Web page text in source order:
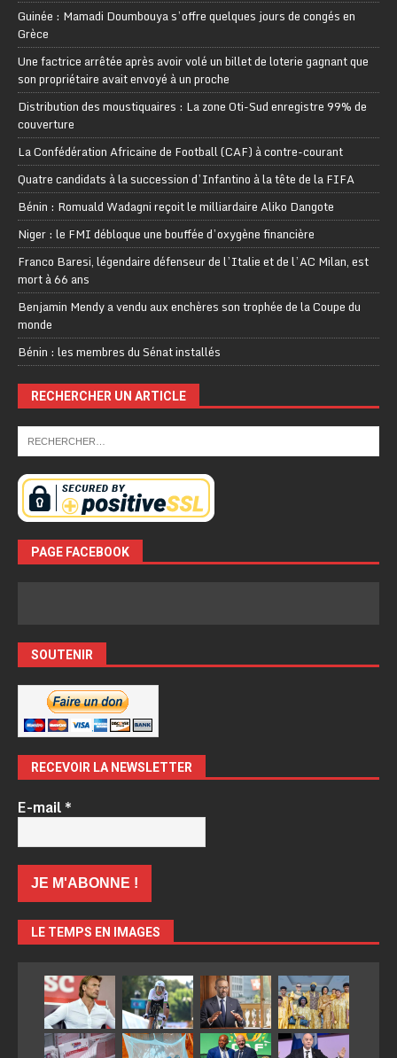
Guinée : Mamadi Doumbouya s’offre quelques jours de congés en
Grèce
Une factrice arrêtée après avoir volé un billet de loterie gagnant que
son propriétaire avait envoyé à un proche
Distribution des moustiquaires : La zone Oti-Sud enregistre 99% de
couverture
La Confédération Africaine de Football (CAF) à contre-courant
Quatre candidats à la succession d’Infantino à la tête de la FIFA
Bénin : Romuald Wadagni reçoit le milliardaire Aliko Dangote
Niger : le FMI débloque une bouffée d’oxygène financière
Franco Baresi, légendaire défenseur de l’Italie et de l’AC Milan, est
mort à 66 ans
Benjamin Mendy a vendu aux enchères son trophée de la Coupe du
monde
Bénin : les membres du Sénat installés
RECHERCHER UN ARTICLE
PAGE FACEBOOK
SOUTENIR
RECEVOIR LA NEWSLETTER
E-mail*
LE TEMPS EN IMAGES